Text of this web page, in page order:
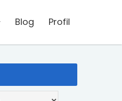
Blog Profil
Blog Profil